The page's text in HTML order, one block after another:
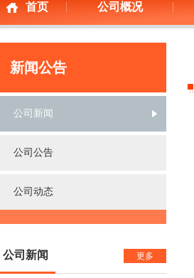
首页 公司概况
新闻公告
公司新闻
公司公告
公司动态
公司新闻 更多